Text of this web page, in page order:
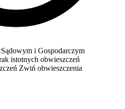
i Gospodarczym
istotnych obwieszczeń
Zwiń obwieszczenia